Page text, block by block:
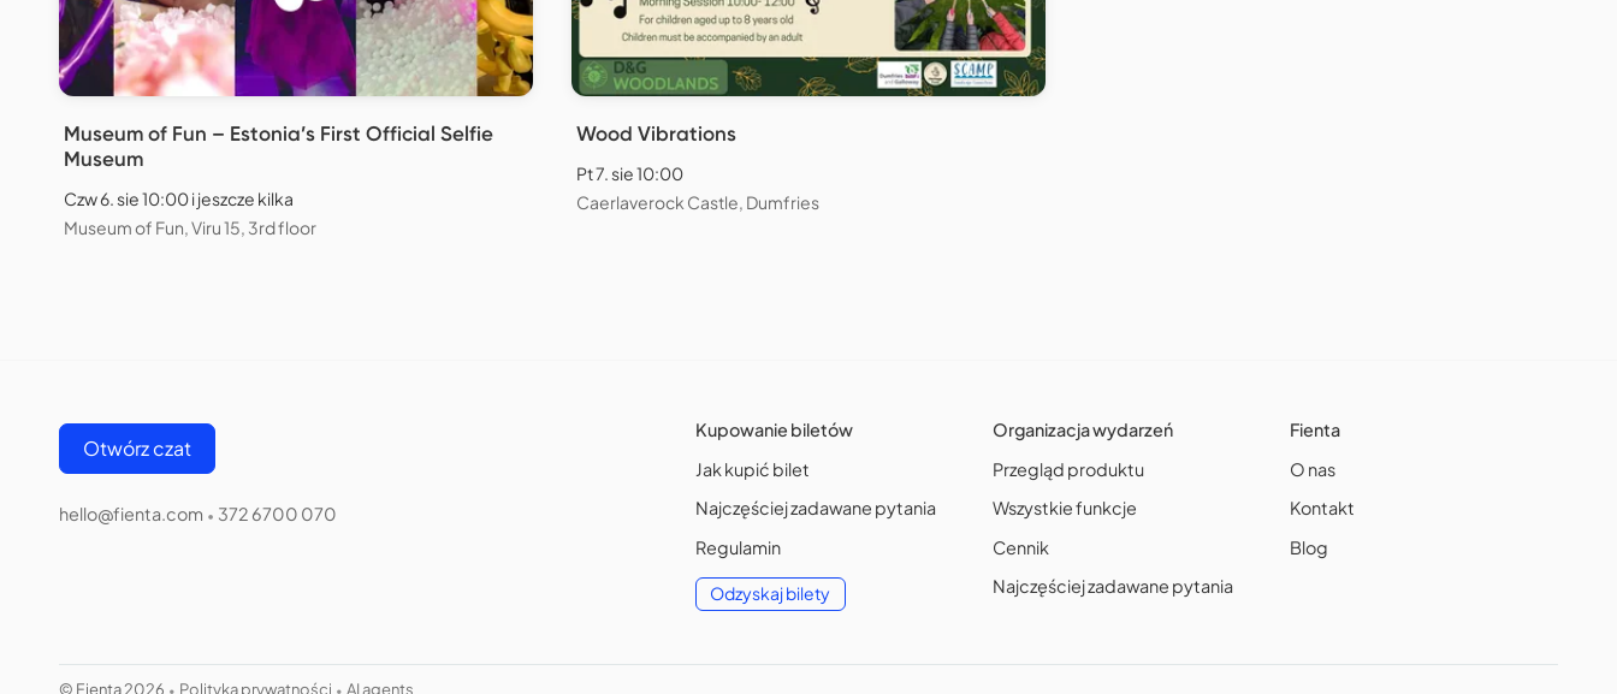
Museum of Fun – Estonia’s First Official Selfie
Museum
Czw 6. sie 10:00 i jeszcze kilka
Museum of Fun, Viru 15, 3rd floor
Wood Vibrations
Pt 7. sie 10:00
Caerlaverock Castle, Dumfries
Otwórz czat
hello@fienta.com • 372 6700 070
Kupowanie biletów
Jak kupić bilet
Najczęściej zadawane pytania
Regulamin
Odzyskaj bilety
Organizacja wydarzeń
Przegląd produktu
Wszystkie funkcje
Cennik
Najczęściej zadawane pytania
Fienta
O nas
Kontakt
Blog
© Fienta 2026 • Polityka prywatności • AI agents